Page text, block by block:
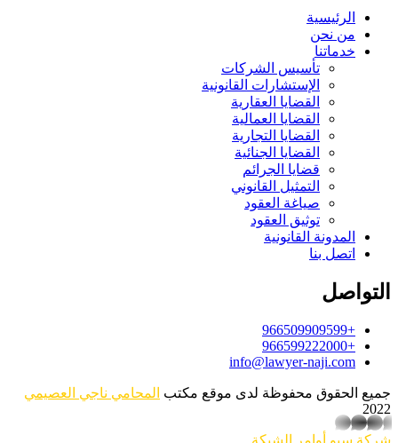
الرئيسية
من نحن
خدماتنا
تأسيس الشركات
الإستشارات القانونية
القضايا العقارية
القضايا العمالية
القضايا التجارية
القضايا الجنائية
قضايا الجرائم
التمثيل القانوني
صياغة العقود
توثيق العقود
المدونة القانونية
اتصل بنا
التواصل
+966509909599
+966599222000
info@lawyer-naji.com
جميع الحقوق محفوظة لدى موقع مكتب المحامي ناجي العصيمي
2022
شركة سيو أوامر الشبكة
whatsapp